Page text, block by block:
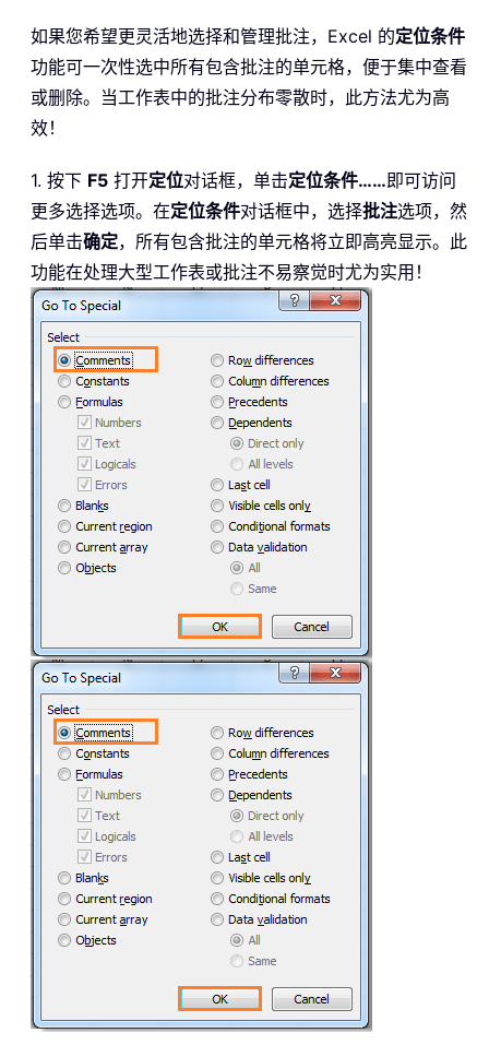
如果您希望更灵活地选择和管理批注，Excel 的定位条件
功能可一次性选中所有包含批注的单元格，便于集中查看
或删除。当工作表中的批注分布零散时，此方法尤为高
效！
1. 按下 F5 打开定位对话框，单击定位条件……即可访问
更多选择选项。在定位条件对话框中，选择批注选项，然
后单击确定，所有包含批注的单元格将立即高亮显示。此
功能在处理大型工作表或批注不易察觉时尤为实用！